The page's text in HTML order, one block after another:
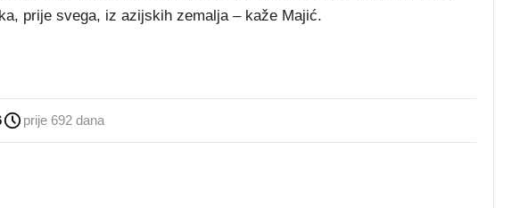
prije svega, iz azijskih zemalja – kaže Majić.
prije 692 dana